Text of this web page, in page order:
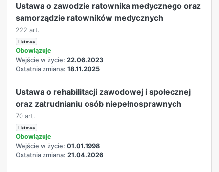
Ustawa o zawodzie ratownika medycznego oraz
samorządzie ratowników medycznych
222 art.
Ustawa
Obowiązuje
Wejście w życie: 22.06.2023
Ostatnia zmiana: 18.11.2025
Ustawa o rehabilitacji zawodowej i społecznej
oraz zatrudnianiu osób niepełnosprawnych
70 art.
Ustawa
Obowiązuje
Wejście w życie: 01.01.1998
Ostatnia zmiana: 21.04.2026